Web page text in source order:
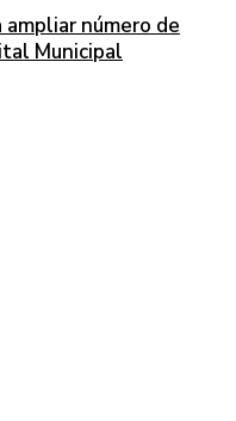
ampliar número de
Municipal